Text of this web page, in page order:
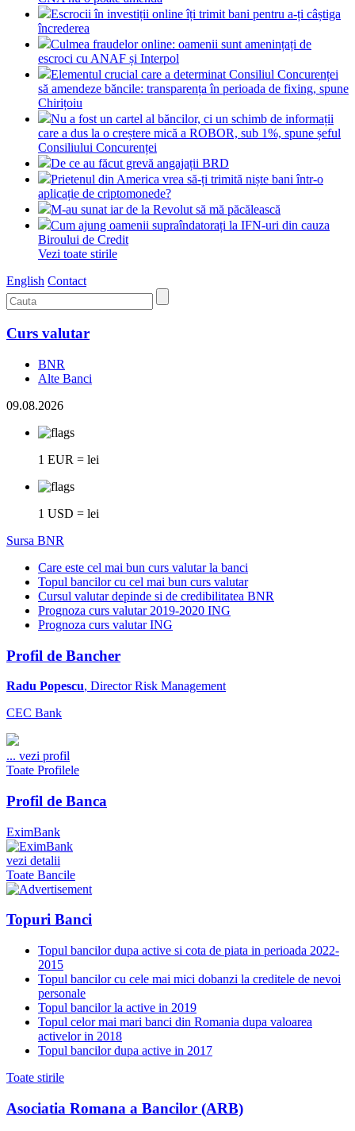
Escrocii în investiții online îți trimit bani pentru a-ți câștiga
încrederea
Culmea fraudelor online: oamenii sunt amenințați de
escroci cu ANAF și Interpol
Elementul crucial care a determinat Consiliul Concurenței
să amendeze băncile: transparența în perioada de fixing, spune
Chirițoiu
Nu a fost un cartel al băncilor, ci un schimb de informații
care a dus la o creștere mică a ROBOR, sub 1%, spune șeful
Consiliului Concurenței
De ce au făcut grevă angajații BRD
Prietenul din America vrea să-ți trimită niște bani într-o
aplicație de criptomonede?
M-au sunat iar de la Revolut să mă păcălească
Cum ajung oamenii supraîndatorați la IFN-uri din cauza
Biroului de Credit
Vezi toate stirile
English Contact
Curs valutar
BNR
Alte Banci
09.08.2026
1 EUR = lei
1 USD = lei
Sursa BNR
Care este cel mai bun curs valutar la banci
Topul bancilor cu cel mai bun curs valutar
Cursul valutar depinde si de credibilitatea BNR
Prognoza curs valutar 2019-2020 ING
Prognoza curs valutar ING
Profil de Bancher
Radu Popescu, Director Risk Management
CEC Bank
... vezi profil
Toate Profilele
Profil de Banca
EximBank
vezi detalii
Toate Bancile
Topuri Banci
Topul bancilor dupa active si cota de piata in perioada 2022-
2015
Topul bancilor cu cele mai mici dobanzi la creditele de nevoi
personale
Topul bancilor la active in 2019
Topul celor mai mari banci din Romania dupa valoarea
activelor in 2018
Topul bancilor dupa active in 2017
Toate stirile
Asociatia Romana a Bancilor (ARB)